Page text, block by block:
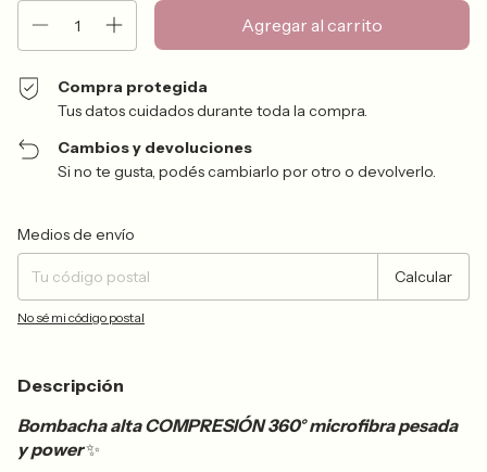
Compra protegida
Tus datos cuidados durante toda la compra.
Cambios y devoluciones
Si no te gusta, podés cambiarlo por otro o devolverlo.
Entregas para el CP:
Medios de envío
Calcular
No sé mi código postal
Descripción
Bombacha alta COMPRESIÓN 360° microfibra pesada
y power✨